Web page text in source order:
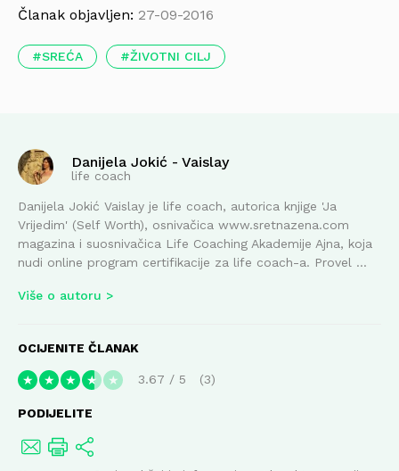
Članak objavljen: 27-09-2016
SREĆA ŽIVOTNI CILJ
Danijela Jokić - Vaislay
life coach
Danijela Jokić Vaislay je life coach, autorica knjige 'Ja
Vrijedim' (Self Worth), osnivačica www.sretnazena.com
magazina i suosnivačica Life Coaching Akademije Ajna, koja
nudi online program certifikacije za life coach-a. Provel ...
Više o autoru
OCIJENITE ČLANAK
★ ★ ★ ★ ★ 3.67 / 5 3
PODIJELITE